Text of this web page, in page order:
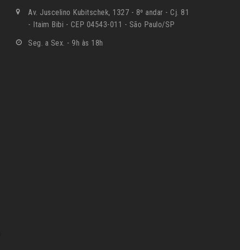
Av. Juscelino Kubitschek, 1327 - 8º andar - Cj. 81
- Itaim Bibi - CEP 04543-011 - São Paulo/SP
Seg. a Sex. - 9h às 18h